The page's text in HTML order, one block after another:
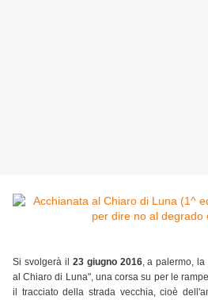
Si svolgerà il 23 giugno 2016, a palermo, la
al Chiaro di Luna", una corsa su per le
il tracciato della strada vecchia, cioè